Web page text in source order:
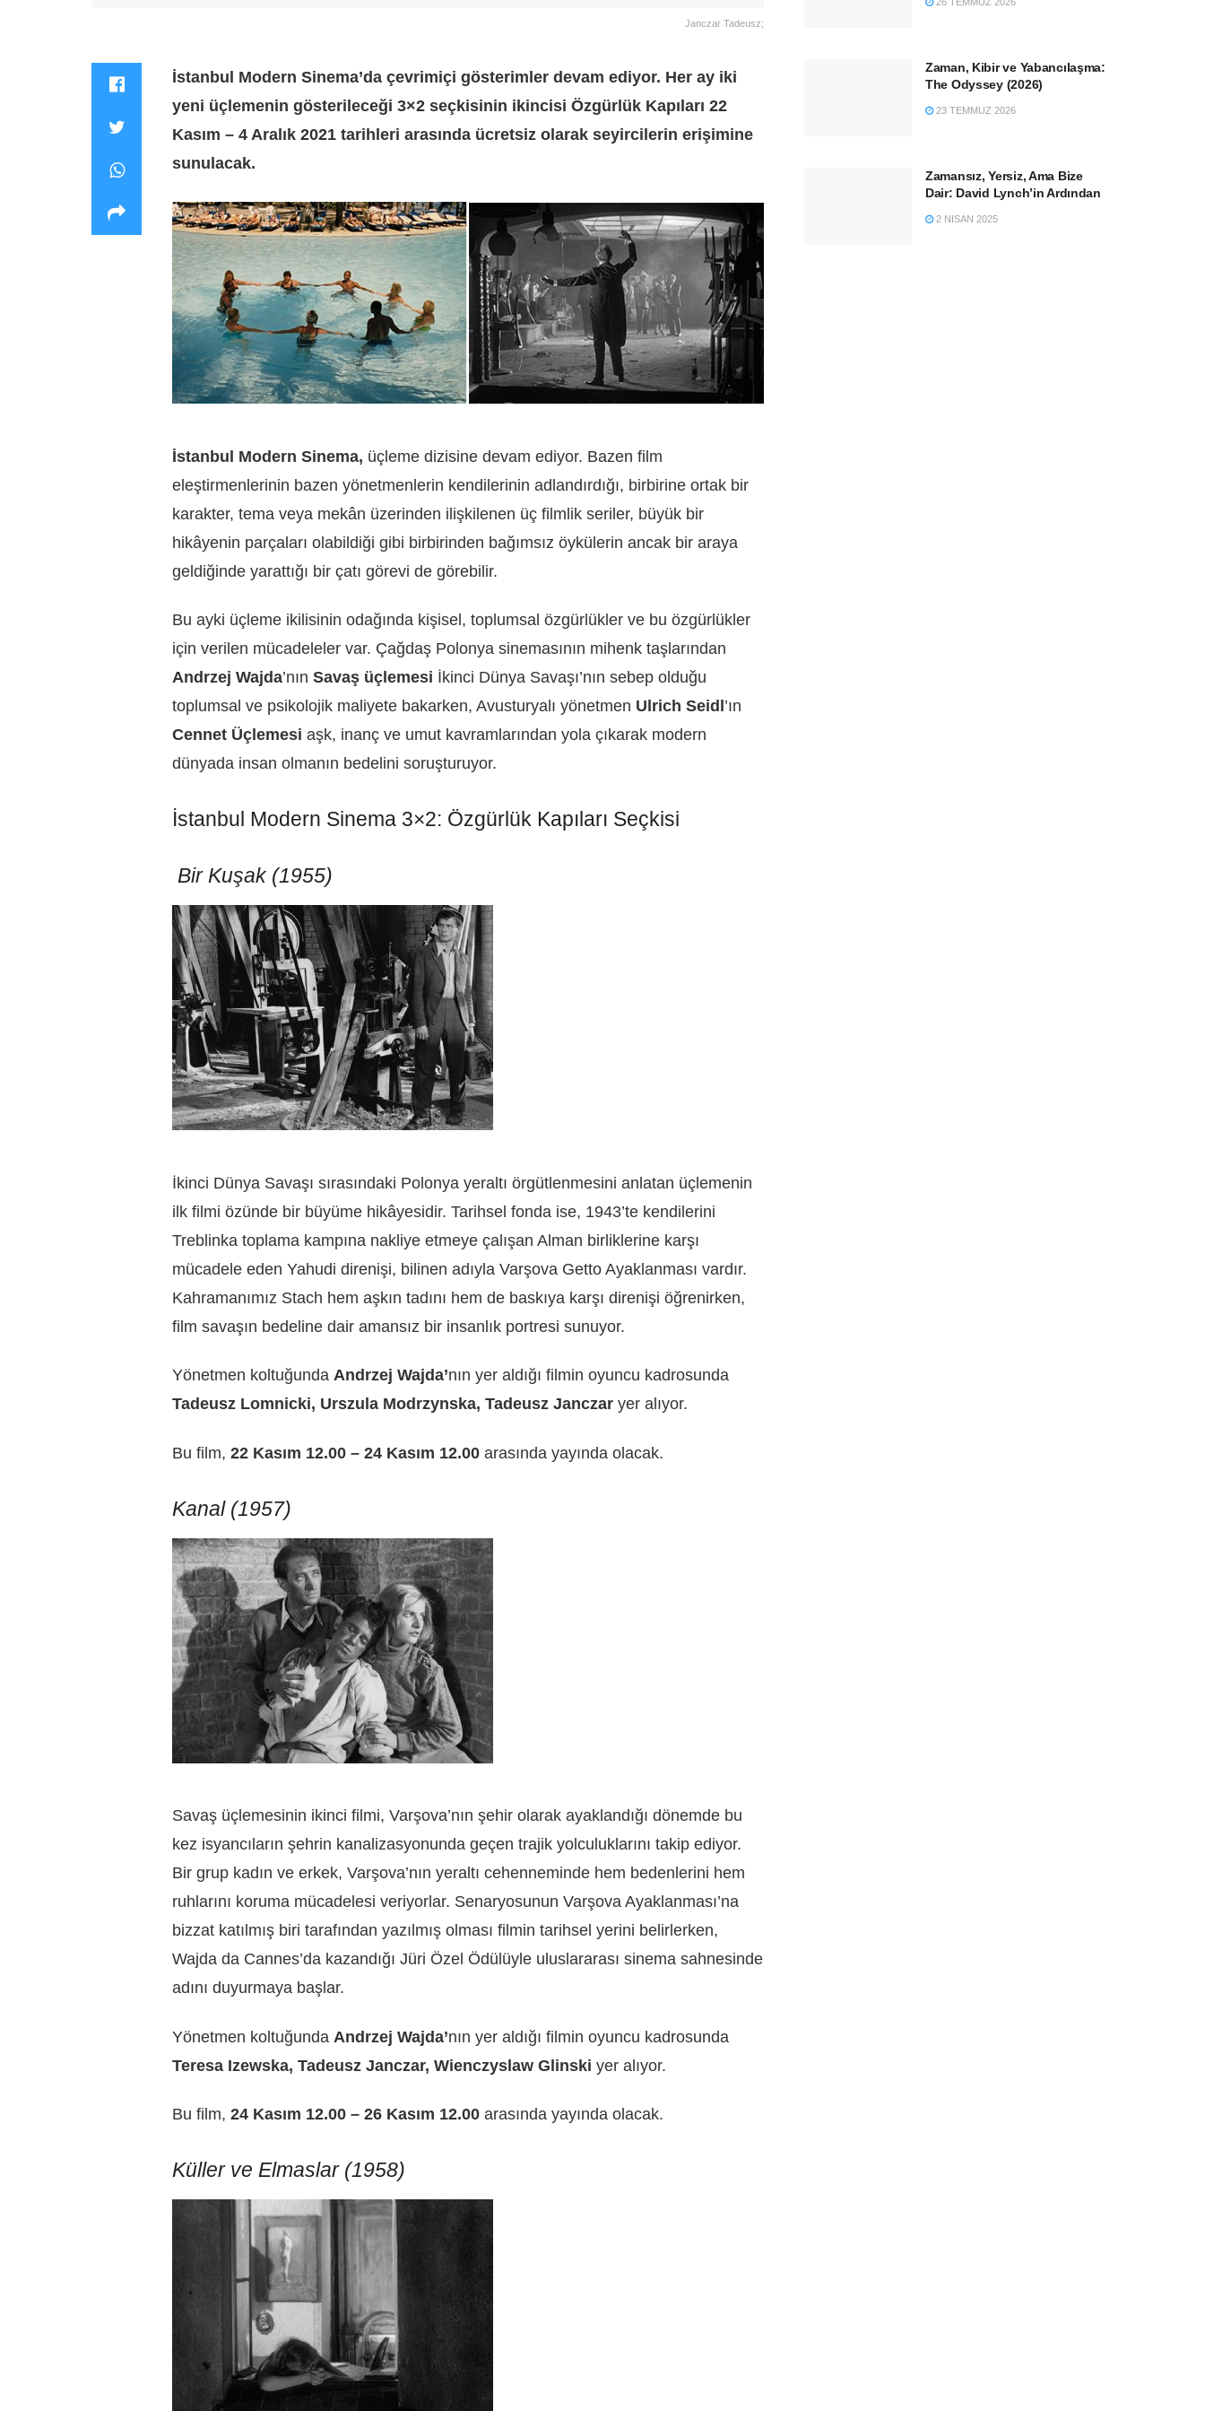
Janczar Tadeusz;
İstanbul Modern Sinema’da çevrimiçi gösterimler devam ediyor. Her ay iki
yeni üçlemenin gösterileceği 3×2 seçkisinin ikincisi Özgürlük Kapıları 22
Kasım – 4 Aralık 2021 tarihleri arasında ücretsiz olarak seyircilerin erişimine
sunulacak.
İstanbul Modern Sinema, üçleme dizisine devam ediyor. Bazen film
eleştirmenlerinin bazen yönetmenlerin kendilerinin adlandırdığı, birbirine ortak bir
karakter, tema veya mekân üzerinden ilişkilenen üç filmlik seriler, büyük bir
hikâyenin parçaları olabildiği gibi birbirinden bağımsız öykülerin ancak bir araya
geldiğinde yarattığı bir çatı görevi de görebilir.
Bu ayki üçleme ikilisinin odağında kişisel, toplumsal özgürlükler ve bu özgürlükler
için verilen mücadeleler var. Çağdaş Polonya sinemasının mihenk taşlarından
Andrzej Wajda’nın Savaş üçlemesi İkinci Dünya Savaşı’nın sebep olduğu
toplumsal ve psikolojik maliyete bakarken, Avusturyalı yönetmen Ulrich Seidl ’ın
Cennet Üçlemesi aşk, inanç ve umut kavramlarından yola çıkarak modern
dünyada insan olmanın bedelini soruşturuyor.
İstanbul Modern Sinema 3×2: Özgürlük Kapıları Seçkisi
Bir Kuşak (1955)
İkinci Dünya Savaşı sırasındaki Polonya yeraltı örgütlenmesini anlatan üçlemenin
ilk filmi özünde bir büyüme hikâyesidir. Tarihsel fonda ise, 1943’te kendilerini
Treblinka toplama kampına nakliye etmeye çalışan Alman birliklerine karşı
mücadele eden Yahudi direnişi, bilinen adıyla Varşova Getto Ayaklanması vardır.
Kahramanımız Stach hem aşkın tadını hem de baskıya karşı direnişi öğrenirken,
film savaşın bedeline dair amansız bir insanlık portresi sunuyor.
Yönetmen koltuğunda Andrzej Wajda’nın yer aldığı filmin oyuncu kadrosunda
Tadeusz Lomnicki, Urszula Modrzynska, Tadeusz Janczar yer alıyor.
Bu film, 22 Kasım 12.00 – 24 Kasım 12.00 arasında yayında olacak.
Kanal (1957)
Savaş üçlemesinin ikinci filmi, Varşova’nın şehir olarak ayaklandığı dönemde bu
kez isyancıların şehrin kanalizasyonunda geçen trajik yolculuklarını takip ediyor.
Bir grup kadın ve erkek, Varşova’nın yeraltı cehenneminde hem bedenlerini hem
ruhlarını koruma mücadelesi veriyorlar. Senaryosunun Varşova Ayaklanması’na
bizzat katılmış biri tarafından yazılmış olması filmin tarihsel yerini belirlerken,
Wajda da Cannes’da kazandığı Jüri Özel Ödülüyle uluslararası sinema sahnesinde
adını duyurmaya başlar.
Yönetmen koltuğunda Andrzej Wajda’nın yer aldığı filmin oyuncu kadrosunda
Teresa Izewska, Tadeusz Janczar, Wienczyslaw Glinski yer alıyor.
Bu film, 24 Kasım 12.00 – 26 Kasım 12.00 arasında yayında olacak.
Küller ve Elmaslar (1958)
Zaman, Kibir ve Yabancılaşma:
The Odyssey (2026)
23 TEMMUZ 2026
Zamansız, Yersiz, Ama Bize
Dair: David Lynch’in Ardından
2 NISAN 2025